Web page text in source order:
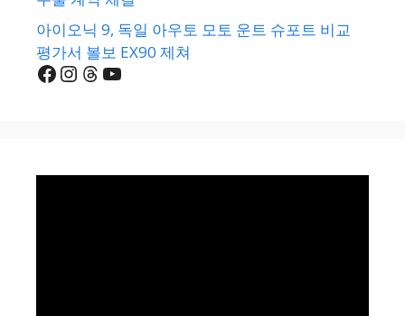
아이오닉 9, 독일 아우토 모토 운트 슈포트 비교
평가서 볼보 EX90 제쳐
Facebook
Instagram
Threads
YouTube